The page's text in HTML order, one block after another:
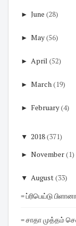
► June (28)
► May(56)
► April (52)
► March(19)
► February(4)
▼ 2018(371)
► November(1)
▼ August(33)
= ப்ரிபெய்டு
=